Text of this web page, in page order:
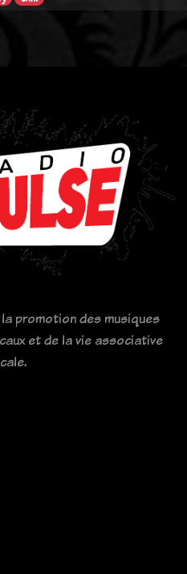
promotion des musiques
et de la vie associative